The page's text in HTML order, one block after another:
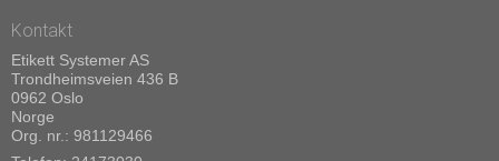
Kontakt
Etikett Systemer AS
Trondheimsveien 436 B
0962 Oslo
Norge
Org. nr.: 981129466